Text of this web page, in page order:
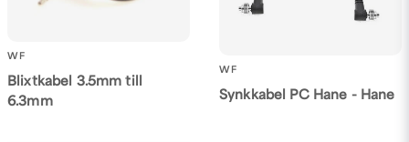
WF
Blixtkabel 3.5mm till
6.3mm
WF
Synkkabel PC Hane - Hane